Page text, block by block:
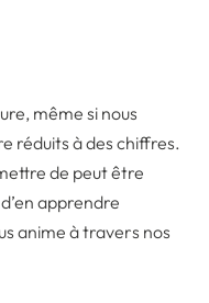
même si nous
réduits à des chiffres.
de peut être
apprendre
anime à travers nos